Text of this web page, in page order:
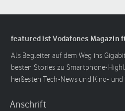
featured ist Vodafones Magazin
Als Begleiter auf dem Weg ins
besten Stories zu Smartphone-
heißesten Tech-News und Kino-
Anschrift